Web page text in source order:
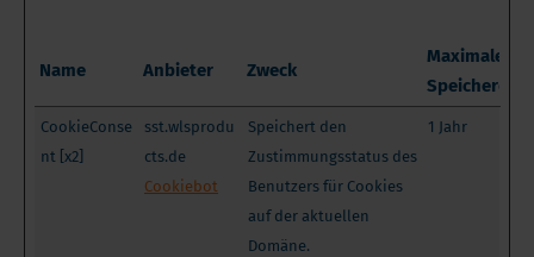
Name Anbieter Zweck
Maximale
CookieConse
nt [x2]
sst.wlsprodu
cts.de
Cookiebot
Speichert den
Zustimmungsstatus des
Benutzers für Cookies
auf der aktuellen
Domäne.
1 Jahr